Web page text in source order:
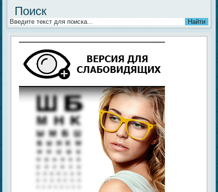
Поиск